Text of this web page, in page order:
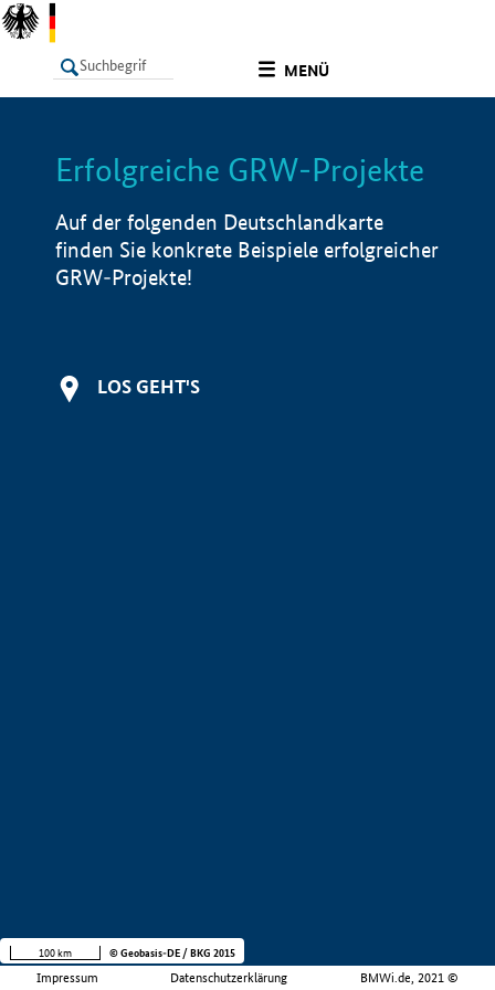
MENÜ
LISTE Info
Erfolgreiche GRW-Projekte
Auf der folgenden Deutschlandkarte
finden Sie konkrete Beispiele erfolgreicher
GRW-Projekte!
LOS GEHT'S
Impressum Datenschutzerklärung BMWi.de, 2021 ©
100 km © Geobasis-DE / BKG 2015